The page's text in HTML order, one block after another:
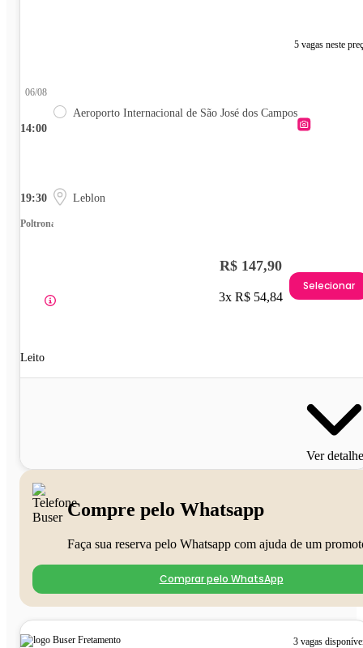
5 vagas neste
14:00
06/08
Aeroporto Internacional de São José dos Campos
19:30 Leblon
Poltrona
Leito
R$ 147,90
3x R$ 54,84
Selecionar
Ver
Compre pelo Whatsapp
Faça sua reserva pelo Whatsapp com ajuda de um
Comprar pelo WhatsApp
3 vagas